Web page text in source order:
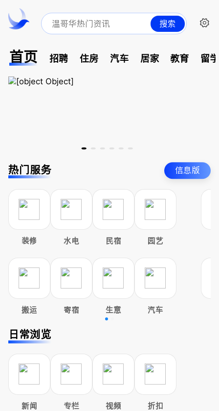
搜索
首页 招聘 住房 汽车 居家 教育 留
热门服务 信息版
装修 水电 民宿 园艺
搬运 寄宿 生意 汽车
日常浏览
新闻 专栏 视频 折扣